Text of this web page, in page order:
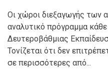
Οι χώροι διεξαγωγής των
αναλυτικό πρόγραμμα
Δευτεροβάθμιας
Τονίζεται ότι δεν
σε περισσότερες από...